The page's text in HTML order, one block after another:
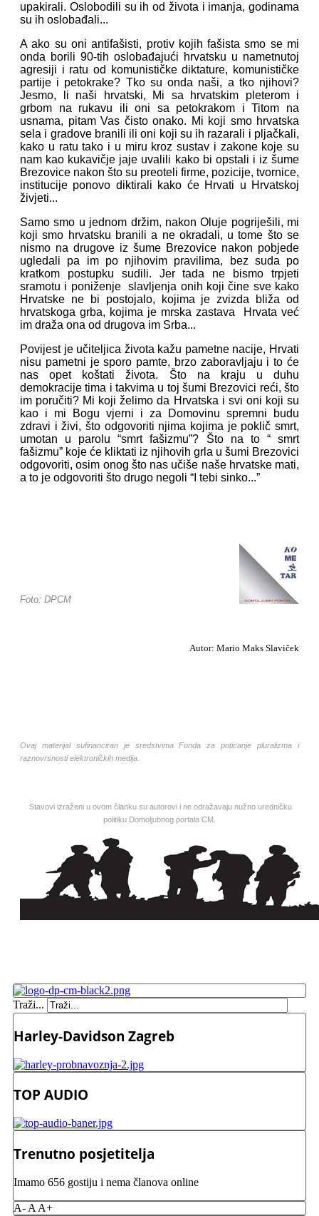
upakirali. Oslobodili su ih od života i imanja, godinama
su ih oslobađali...
A ako su oni antifašisti, protiv kojih fašista smo se mi
onda borili 90-tih oslobađajući hrvatsku u nametnutoj
agresiji i ratu od komunističke diktature, komunističke
partije i petokrake? Tko su onda naši, a tko njihovi?
Jesmo, li naši hrvatski, Mi sa hrvatskim pleterom i
grbom na rukavu ili oni sa petokrakom i Titom na
usnama, pitam Vas čisto onako. Mi koji smo hrvatska
sela i gradove branili ili oni koji su ih razarali i pljačkali,
kako u ratu tako i u miru kroz sustav i zakone koje su
nam kao kukavičje jaje uvalili kako bi opstali i iz šume
Brezovice nakon što su preoteli firme, pozicije, tvornice,
institucije ponovo diktirali kako će Hrvati u Hrvatskoj
živjeti...
Samo smo u jednom držim, nakon Oluje pogriješili, mi
koji smo hrvatsku branili a ne okradali, u tome što se
nismo na drugove iz šume Brezovice nakon pobjede
ugledali pa im po njihovim pravilima, bez suda po
kratkom postupku sudili. Jer tada ne bismo trpjeti
sramotu i poniženje slavljenja onih koji čine sve kako
Hrvatske ne bi postojalo, kojima je zvizda bliža od
hrvatskoga grba, kojima je mrska zastava Hrvata već
im draža ona od drugova im Srba...
Povijest je učiteljica života kažu pametne nacije, Hrvati
nisu pametni je sporo pamte, brzo zaboravljaju i to će
nas opet koštati života. Što na kraju u duhu
demokracije tima i takvima u toj šumi Brezovici reći, što
im poručiti? Mi koji želimo da Hrvatska i svi oni koji su
kao i mi Bogu vjerni i za Domovinu spremni budu
zdravi i živi, što odgovoriti njima kojima je poklič smrt,
umotan u parolu “smrt fašizmu”? Što na to “ smrt
fašizmu” koje će kliktati iz njihovih grla u šumi Brezovici
odgovoriti, osim onog što nas učiše naše hrvatske mati,
a to je odgovoriti što drugo negoli “I tebi sinko...”
Foto: DPCM
Autor: Mario Maks Slaviček
Ovaj materijal sufinanciran je sredstvima Fonda za poticanje pluralizma i
raznovrsnosti elektroničkih medija.
Stavovi izraženi u ovom članku su autorovi i ne odražavaju nužno uredničku
politiku Domoljubnog portala CM.
Traži...
Harley-Davidson Zagreb
TOP AUDIO
Trenutno posjetitelja
Imamo 656 gostiju i nema članova online
A- A A+